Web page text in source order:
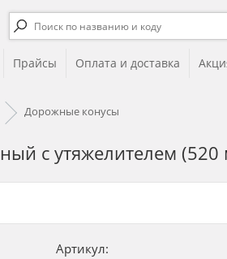
Прайсы Оплата и доставка
Дорожные конусы
с утяжелителем (520
Артикул: